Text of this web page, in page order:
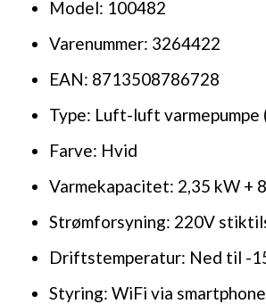
Model: 100482
Varenummer: 3264422
EAN: 8713508786728
Type: Luft-luft varmepumpe
Farve: Hvid
Varmekapacitet: 2,35 kW +
Strømforsyning: 220V
Driftstemperatur: Ned til -
Styring: WiFi via